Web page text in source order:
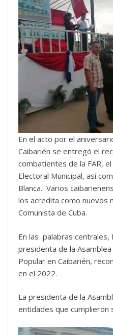
En el acto por el
Caibarién se entregó el
combatientes de la FAR,
Electoral Municipal, así
Blanca. Varios
los acredita como nuevos
Comunista de Cuba.
En las palabras centrales,
presidenta de la
Popular en Caibarién,
en el 2022.
La presidenta de la
entidades que cumplieron